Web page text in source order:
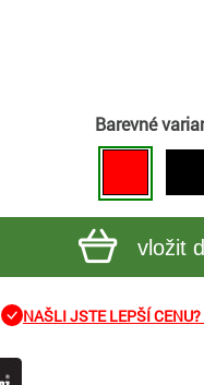
Barevné
vložit
NAŠLI JSTE LEPŠÍ